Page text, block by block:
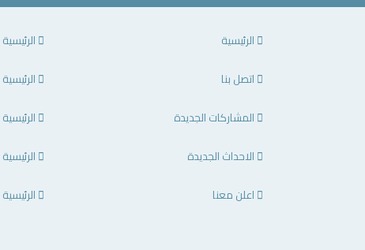
الرئيسية
اتصل بنا
المشاركات الجديدة
الاحداث الجديدة
اعلن معنا
الرئيسية
الرئيسية
الرئيسية
الرئيسية
الرئيسية